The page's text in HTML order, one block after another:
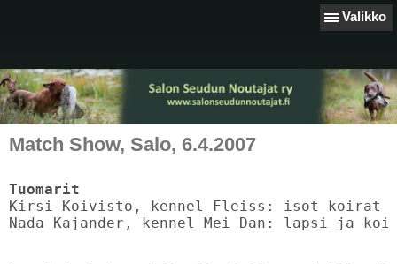
Valikko
Match Show, Salo, 6.4.2007
Tuomarit
Kirsi Koivisto, kennel Fleiss: isot koirat
Nada Kajander, kennel Mei Dan: lapsi ja